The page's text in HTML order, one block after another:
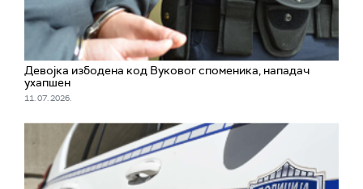
Девојка избодена код Вуковог споменика, нападач
ухапшен
11. 07. 2026.